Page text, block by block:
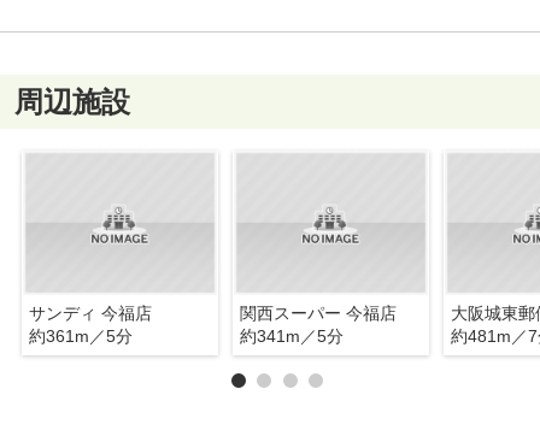
周辺施設
サンディ 今福店
約361m／5分
関西スーパー 今福店
約341m／5分
大阪城東郵
約481m／